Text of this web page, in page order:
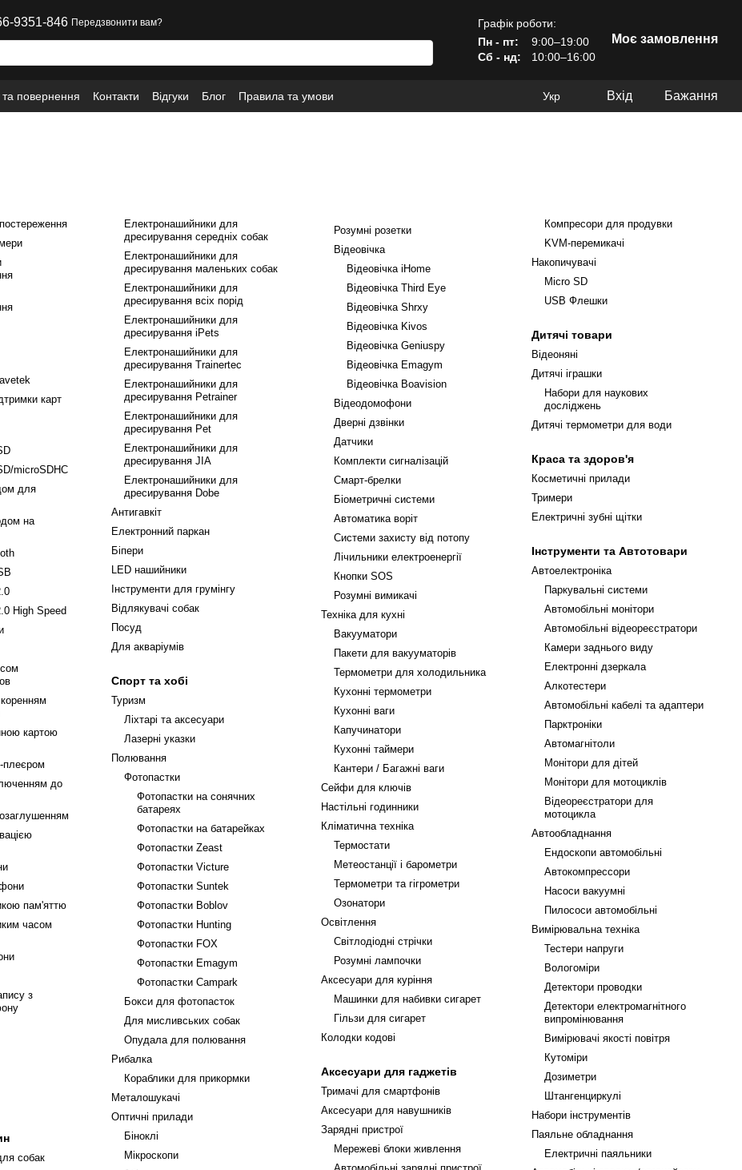
9351-846 Передзвонити вам?
Графік роботи:
Пн - пт:
9:00–19:00
Сб - нд:
10:00–16:00
Моє замовлення
повернення Контакти Відгуки Блог Правила та умови Укр Вхід Бажання
карт
microSDHC
для
на
High Speed
картою
плеєром
до
пам'яттю
часом
з
собак
Електронашийники для
дресирування середніх собак
Електронашийники для
дресирування маленьких собак
Електронашийники для
дресирування всіх порід
Електронашийники для
дресирування iPets
Електронашийники для
дресирування Trainertec
Електронашийники для
дресирування Petrainer
Електронашийники для
дресирування Pet
Електронашийники для
дресирування JIA
Електронашийники для
дресирування Dobe
Антигавкіт
Електронний паркан
Біпери
LED нашийники
Інструменти для грумінгу
Відлякувачі собак
Посуд
Для акваріумів
Спорт та хобі
Туризм
Ліхтарі та аксесуари
Лазерні указки
Полювання
Фотопастки
Фотопастки на сонячних
батареях
Фотопастки на батарейках
Фотопастки Zeast
Фотопастки Victure
Фотопастки Suntek
Фотопастки Boblov
Фотопастки Hunting
Фотопастки FOX
Фотопастки Emagym
Фотопастки Campark
Бокси для фотопасток
Для мисливських собак
Опудала для полювання
Рибалка
Кораблики для прикормки
Металошукачі
Оптичні прилади
Біноклі
Мікроскопи
Розумні розетки
Відеовічка
Відеовічка iHome
Відеовічка Third Eye
Відеовічка Shrxy
Відеовічка Kivos
Відеовічка Geniuspy
Відеовічка Emagym
Відеовічка Boavision
Відеодомофони
Дверні дзвінки
Датчики
Комплекти сигналізацій
Смарт-брелки
Біометричні системи
Автоматика воріт
Системи захисту від потопу
Лічильники електроенергії
Кнопки SOS
Розумні вимикачі
Техніка для кухні
Вакууматори
Пакети для вакууматорів
Термометри для холодильника
Кухонні термометри
Кухонні ваги
Капучинатори
Кухонні таймери
Кантери / Багажні ваги
Сейфи для ключів
Настільні годинники
Кліматична техніка
Термостати
Метеостанції і барометри
Термометри та гігрометри
Озонатори
Освітлення
Світлодіодні стрічки
Розумні лампочки
Аксесуари для куріння
Машинки для набивки сигарет
Гільзи для сигарет
Колодки кодові
Аксесуари для гаджетів
Тримачі для смартфонів
Аксесуари для навушників
Зарядні пристрої
Мережеві блоки живлення
Компресори для продувки
KVM-перемикачі
Накопичувачі
Micro SD
USB Флешки
Дитячі товари
Відеоняні
Дитячі іграшки
Набори для наукових
досліджень
Дитячі термометри для води
Краса та здоров'я
Косметичні прилади
Тримери
Електричні зубні щітки
Інструменти та Автотовари
Автоелектроніка
Паркувальні системи
Автомобільні монітори
Автомобільні відеореєстратори
Камери заднього виду
Електронні дзеркала
Алкотестери
Автомобільні кабелі та адаптери
Парктроніки
Автомагнітоли
Монітори для дітей
Монітори для мотоциклів
Відеореєстратори для
мотоцикла
Автообладнання
Ендоскопи автомобільні
Автокомпрессори
Насоси вакуумні
Пилососи автомобільні
Вимірювальна техніка
Тестери напруги
Вологоміри
Детектори проводки
Детектори електромагнітного
випромінювання
Вимірювачі якості повітря
Кутоміри
Дозиметри
Штангенциркулі
Набори інструментів
Паяльне обладнання
Електричні паяльники